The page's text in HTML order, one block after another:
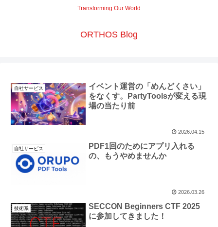
Transforming Our World
ORTHOS Blog
自社サービス
イベント運営の「めんどくさい」
をなくす。PartyToolsが変える現
場の当たり前
2026.04.15
自社サービス
PDF1回のためにアプリ入れる
の、もうやめませんか
2026.03.26
技術系
SECCON Beginners CTF 2025
に参加してきました！